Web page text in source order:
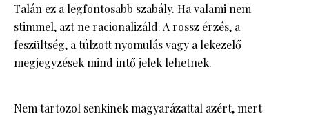
Talán ez a legfontosabb szabály. Ha valami nem
stimmel, azt ne racionalizáld. A rossz érzés, a
feszültség, a túlzott nyomulás vagy a lekezelő
megjegyzések mind intő jelek lehetnek.
Nem tartozol senkinek magyarázattal azért, mert